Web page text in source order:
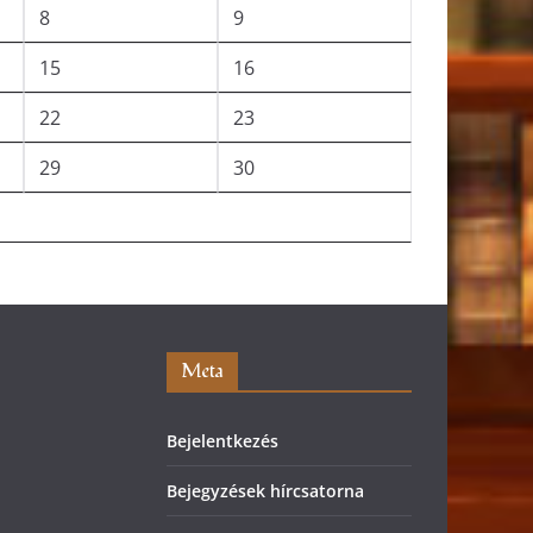
8
9
15
16
22
23
29
30
Meta
Bejelentkezés
Bejegyzések hírcsatorna